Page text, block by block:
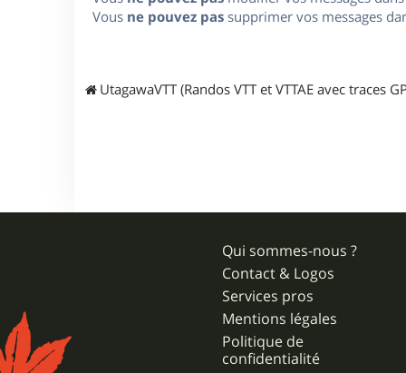
Vous ne pouvez pas supprimer vos messages
UtagawaVTT (Randos VTT et VTTAE avec traces
Qui sommes-nous ?
Contact & Logos
Services pros
Mentions légales
Politique de
confidentialité